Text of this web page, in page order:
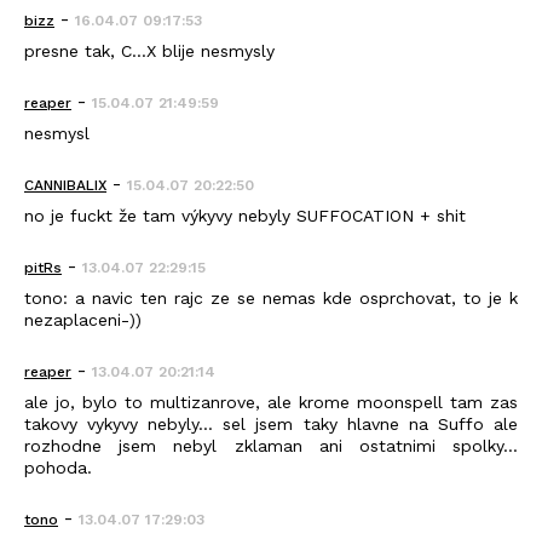
bizz - 16.04.07 09:17:53
presne tak, C...X blije nesmysly
reaper - 15.04.07 21:49:59
nesmysl
CANNIBALIX - 15.04.07 20:22:50
no je fuckt že tam výkyvy nebyly SUFFOCATION + shit
pitRs - 13.04.07 22:29:15
tono: a navic ten rajc ze se nemas kde osprchovat, to je k
nezaplaceni-))
reaper - 13.04.07 20:21:14
ale jo, bylo to multizanrove, ale krome moonspell tam zas
takovy vykyvy nebyly... sel jsem taky hlavne na Suffo ale
rozhodne jsem nebyl zklaman ani ostatnimi spolky...
pohoda.
tono - 13.04.07 17:29:03